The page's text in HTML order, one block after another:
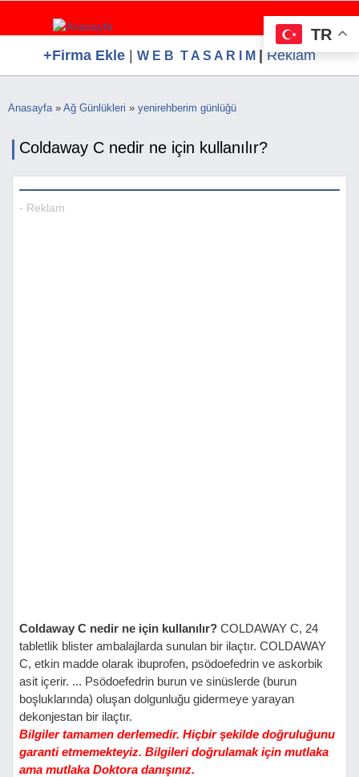
WTG Software.Com, Web Tasarım, Google
Hizmetleri, Ücretsiz Firma Rehberi
Ücretsiz Firma Rehberi, Web Tasarım, Ücretsiz Firma Ekle
+Firma Ekle W E B T A S A R I M Reklam
Buradasınız
Anasayfa » Ağ Günlükleri » yenirehberim günlüğü
Coldaway C nedir ne için kullanılır?
- Reklam
Coldaway C nedir ne için kullanılır? COLDAWAY C, 24
tabletlik blister ambalajlarda sunulan bir ilaçtır. COLDAWAY
C, etkin madde olarak ibuprofen, psödoefedrin ve askorbik
asit içerir. ... Psödoefedrin burun ve sinüslerde (burun
boşluklarında) oluşan dolgunluğu gidermeye yarayan
dekonjestan bir ilaçtır.
Bilgiler tamamen derlemedir. Hiçbir şekilde doğruluğunu
garanti etmemekteyiz. Bilgileri doğrulamak için mutlaka
ama mutlaka Doktora danışınız.
TR